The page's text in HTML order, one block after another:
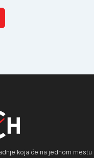
koja će na jednom mestu